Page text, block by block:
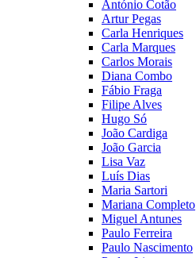
António Cotão
Artur Pegas
Carla Henriques
Carla Marques
Carlos Morais
Diana Combo
Fábio Fraga
Filipe Alves
Hugo Só
João Cardiga
João Garcia
Lisa Vaz
Luís Dias
Maria Sartori
Mariana Completo
Miguel Antunes
Paulo Ferreira
Paulo Nascimento